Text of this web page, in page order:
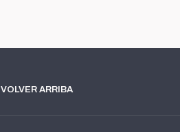
VOLVER ARRIBA